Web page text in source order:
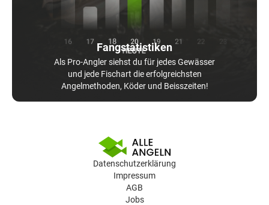
Fangstatistiken
Als Pro-Angler siehst du für jedes Gewässer
und jede Fischart die erfolgreichsten
Angelmethoden, Köder und Beisszeiten!
Datenschutzerklärung
Impressum
AGB
Jobs